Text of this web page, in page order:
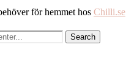
för hemmet hos Chilli.se